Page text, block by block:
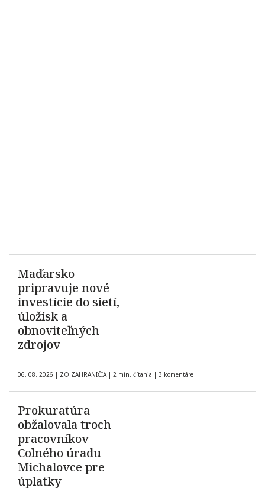
Maďarsko
pripravuje nové
investície do sietí,
úložísk a
obnoviteľných
zdrojov
06. 08. 2026 | ZO ZAHRANIČIA | 2 min. čítania | 3 komentáre
Prokuratúra
obžalovala troch
pracovníkov
Colného úradu
Michalovce pre
úplatky